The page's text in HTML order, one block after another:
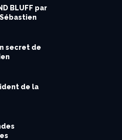
BLUFF par
secret de
de la